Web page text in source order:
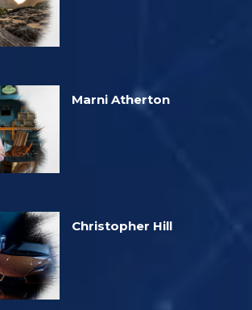
Marni Atherton
Christopher Hill